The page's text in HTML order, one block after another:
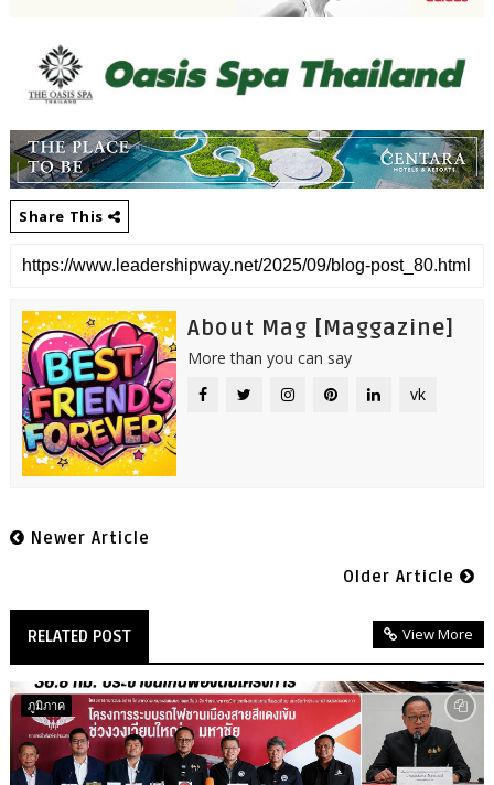
Share This
About Mag [Maggazine]
More than you can say
vk
Newer Article
Older Article
RELATED POST View More
ภูมิภาค